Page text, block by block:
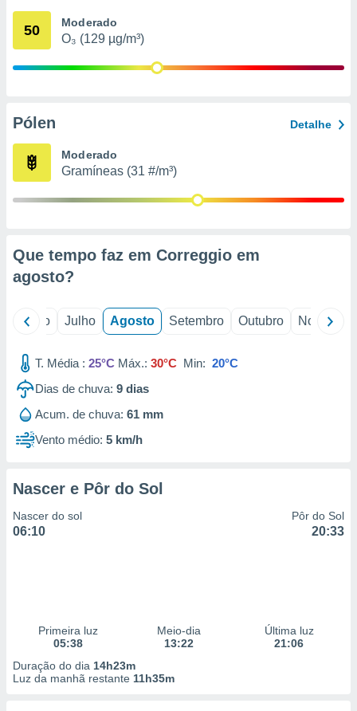
através
estudos
1199
50 Moderado
O₃ (129 µg/m³)
Pólen Detalhe
Moderado
Gramíneas (31 #/m³)
Que tempo faz em Correggio em
agosto?
Junho Julho Agosto Setembro Outubro Novembro
T. Média : 25°C Máx.: 30°C Min: 20°C
Dias de chuva: 9 dias
Acum. de chuva: 61 mm
Vento médio: 5 km/h
Nascer e Pôr do Sol
Nascer do sol
06:10
Pôr do Sol
20:33
Primeira luz
05:38
Meio-dia
13:22
Última luz
21:06
Duração do dia 14h23m
Luz da manhã restante 11h35m